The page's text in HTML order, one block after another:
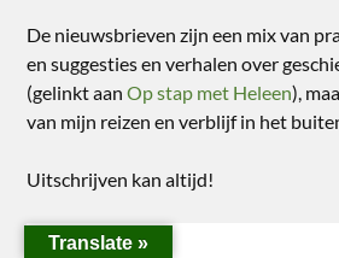
De nieuwsbrieven zijn een mix van
en suggesties en verhalen over
(gelinkt aanOp stap met Heleen),
van mijn reizen en verblijf in het
Uitschrijven kan altijd!
Translate »